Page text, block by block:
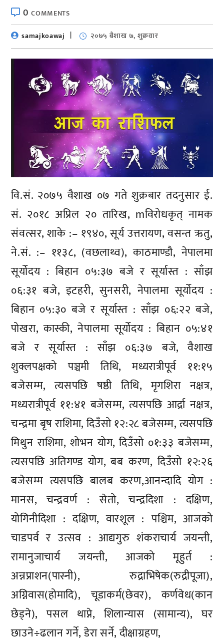
0COMMENTS
samajkoawaj
२०७५ बैशाख ७, शुक्रवार
वि.सं. २०७५ वैशाख ०७ गते शुक्रबार तदनुसार ई.
सं. २०१८ अप्रिल २० तारिख, mविरोधकृत् नामक
संवत्सर, शाके :– १९४०, सूर्य उत्तरायण, वसन्त ऋतु,
ने.सं. :– ११३८, (वछलाथ्व), काठमाण्डौ, नेपालमा
सूर्योदय : बिहान ०५:३७ बजे र सूर्यास्त : साँझ
०६:३१ बजे, इटहरी, सुनसरी, नेपालमा सूर्योदय :
बिहान ०५:३० बजे र सूर्यास्त : साँझ ०६:२२ बजे,
पोखरा, कास्की, नेपालमा सूर्योदय : बिहान ०५:४१
बजे र सूर्यास्त : साँझ ०६:३७ बजे, वैशाख
शुक्लपक्षको पञ्चमी तिथि, मध्यरात्रीपूर्व ११:१५
बजेसम्म, त्यसपछि षष्ठी तिथि, मृगशिरा नक्षत्र,
मध्यरात्रीपूर्व ११:४१ बजेसम्म, त्यसपछि आर्द्रा नक्षत्र,
चन्द्रमा बृष राशिमा, दिउँसो १२:२८ बजेसम्म, त्यसपछि
मिथुन राशिमा, शोभन योग, दिउँसो ०१:३३ बजेसम्म,
त्यसपछि अतिगण्ड योग, बब करण, दिउँसो १२:२६
बजेसम्म त्यसपछि बालब करण,आनन्दादि योग :
मानस, चन्द्रवर्ण : सेतो, चन्द्रदिशा : दक्षिण,
योगिनीदिशा : दक्षिण, वारशूल : पश्चिम, आजको
चाडपर्व र उत्सव : आद्यगुरु शंकराचार्य जयन्ती,
रामानुजाचार्य जयन्ती, आजको मूहुर्त :
अन्नप्राशन(पास्नी), रुद्राभिषेक(रुद्रीपूजा),
अग्निवास(होमादि), चूडाकर्म(छेवर), कर्णवेध(कान
छेड्ने), पसल थाप्ने, शिलान्यास (सामान्य), घर
छाउने÷ढलान गर्ने, डेरा सर्ने, दीक्षाग्रहण,